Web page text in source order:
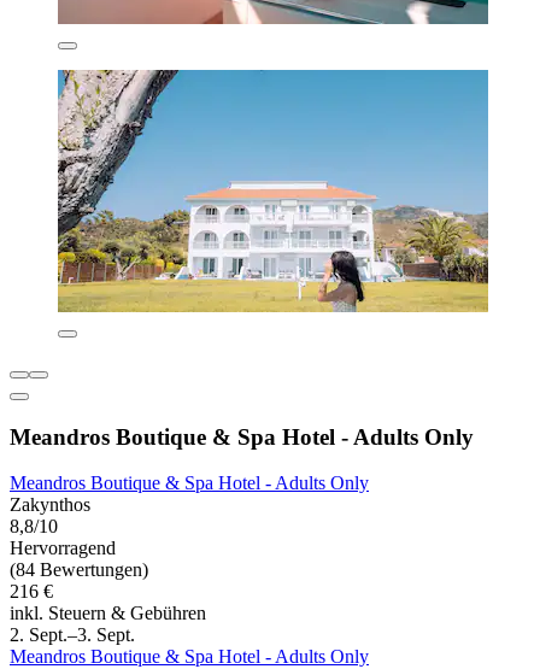
Meandros Boutique & Spa Hotel - Adults Only
Meandros Boutique & Spa Hotel - Adults Only
Zakynthos
8,8/10
Hervorragend
(84 Bewertungen)
216 €
inkl. Steuern & Gebühren
2. Sept.–3. Sept.
Meandros Boutique & Spa Hotel - Adults Only